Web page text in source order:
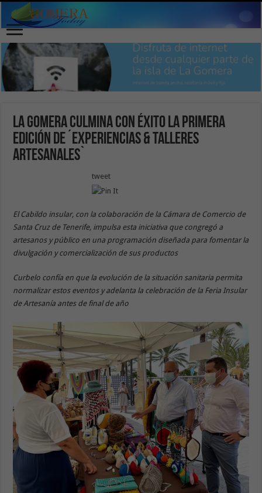
La Gomera culmina con éxito la primera
edición de ´Experiencias & Talleres
Artesanales`
tweet
El Cabildo insular, con la colaboración de la Cámara de Comercio de
Santa Cruz de Tenerife, impulsa esta iniciativa que congregó a
artesanos y público en una programación diseñada para fomentar la
divulgación y comercialización de sus productos
Curbelo confía en que la evolución de la situación sanitaria permita
normalizar estos eventos y adelanta la celebración de la Feria Insular
de Artesanía antes de final de año